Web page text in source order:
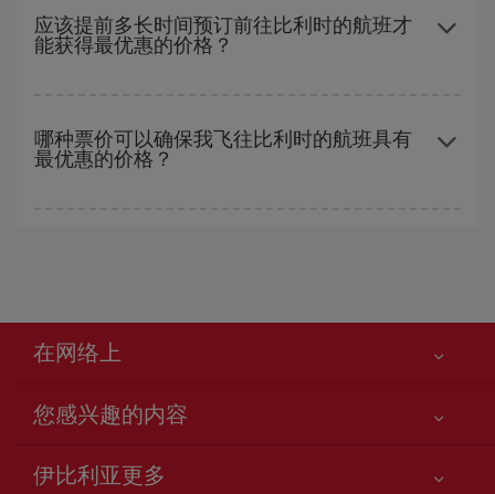
性和灵活性。通常 越早预订机票越便宜。 此外，在搜索航班时对旅
行的日期和时间不太严苛，就能够
选到更便宜的价格。
应该提前多长时间预订前往比利时的航班才
能获得最优惠的价格？
及最便宜的票价（经济舱）是否有售或即将售完。 因此，提前购买
是获得廉价航班的关键
哪种票价可以确保我飞往比利时的航班具有
最优惠的价格？
在网络上
您感兴趣的内容
网站访问声明
伊比利亚更多